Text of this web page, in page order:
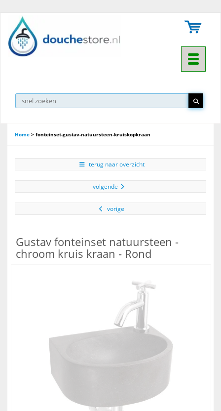
Toggle
Home > fonteinset-gustav-natuursteen-kruiskopkraan
terug naar overzicht
volgende
vorige
Gustav fonteinset natuursteen -
chroom kruis kraan - Rond